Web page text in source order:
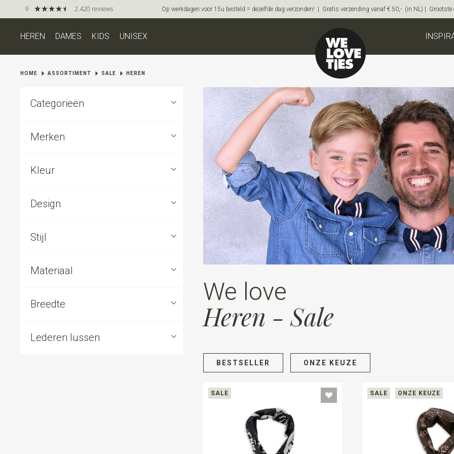
9 2.420 reviews Op werkdagen voor 15u besteld = dezelfde dag verzonden! | Gratis verzending vanaf € 50,- (in NL) |
HEREN DAMES KIDS UNISEX
HOME ASSORTIMENT SALE HEREN
Categorieën
Merken
Kleur
Design
Stijl
Materiaal
Breedte
Lederen lussen
We love
Heren - Sale
BESTSELLER ONZE KEUZE
SALE SALE ONZE KEUZE